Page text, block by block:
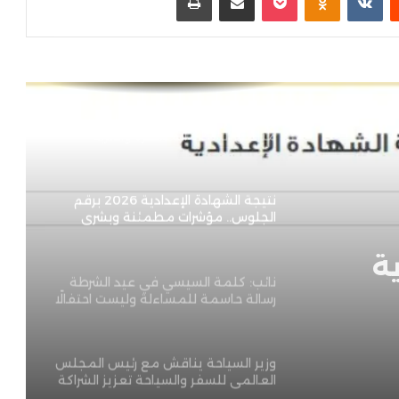
أسعار الدواجن اليوم..ورئيس شعبة
مناطق السحب الممطرة والأتربة
المثارة وتحذر من الرياح
نتيجة الشهادة الإعدادية 2026 برقم
الجلوس.. مؤشرات مطمئنة وبشرى
نائب: كلمة السيسي في عيد الشرطة
رسالة حاسمة للمساءلة وليست احتفالًا
وزير السياحة يناقش مع رئيس المجلس
العالمي للسفر والسياحة تعزيز الشراكة